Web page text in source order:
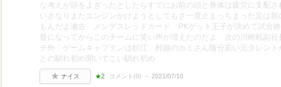
な考えが頭をよぎったとしたらすでにお前の頭と身体は疲労に支配
いきなりまたエンジンかけようとしてもさ一度止まっちまった足は
もんだよ瀬古 メンデスレッドカード PKゲット王子が決めて試合
督になってからこのチームに笑い声が増えたのだよ 次の川崎戦副
チ外 ゲームキャプテンは杉江 村越のカミさん随分若い元タレント
との馴れ初め聞いてこい馴れ初め
ナイス ★2 コメント(0) 2021/07/10